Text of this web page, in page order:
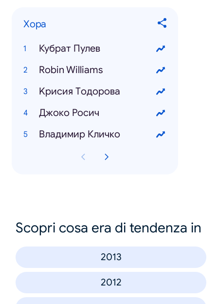
Хора
Кубрат Пулев
Robin Williams
Kрисия Tодорова
Джоко Росич
Владимир Кличко
Scopri cosa era di tendenza in
2013
2012